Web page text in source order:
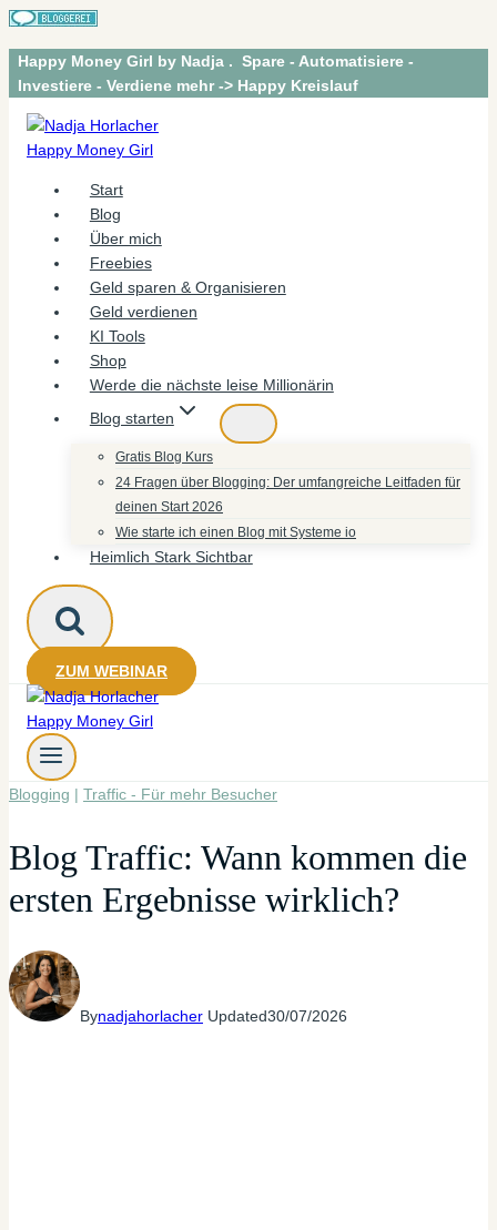
Zum
Inhalt
Happy Money Girl by Nadja . Spare - Automatisiere -
Investiere - Verdiene mehr -> Happy Kreislauf
Start
Blog
Über mich
Freebies
Geld sparen & Organisieren
Geld verdienen
KI Tools
Shop
Werde die nächste leise Millionärin
Blog starten
Gratis Blog Kurs
24 Fragen über Blogging: Der umfangreiche Leitfaden für
deinen Start 2026
Wie starte ich einen Blog mit Systeme io
Heimlich Stark Sichtbar
ZUM WEBINAR
Blogging | Traffic - Für mehr Besucher
Blog Traffic: Wann kommen die
ersten Ergebnisse wirklich?
Bynadjahorlacher Updated30/07/2026